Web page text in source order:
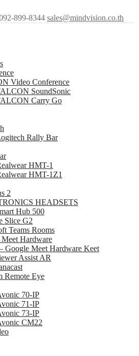
899-8344 sales@mindvision.co.th
Video Conference
SoundSonic
Carry Go
Rally Bar
HMT-1
HMT-1Z1
2
HEADSETS
Hub 500
Slice G2
Teams Rooms
Hardware
Google Meet Hardware Keet
Assist AR
Remote Eye
70-IP
71-IP
73-IP
CM22